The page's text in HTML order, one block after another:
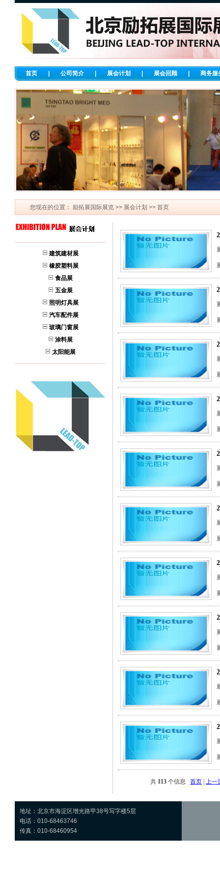
首页 公司简介 展会计划 展会回顾 商务服
您现在的位置： 励拓展国际展览 >> 展会计划 >> 首页
建筑建材展
橡胶塑料展
食品展
五金展
照明灯具展
汽车配件展
玻璃门窗展
涂料展
太阳能展
共 113 个信息 首页 上一
地址：北京市海淀区增光路甲38号写字楼5层
电话：010-68463746
传真：010-68460954